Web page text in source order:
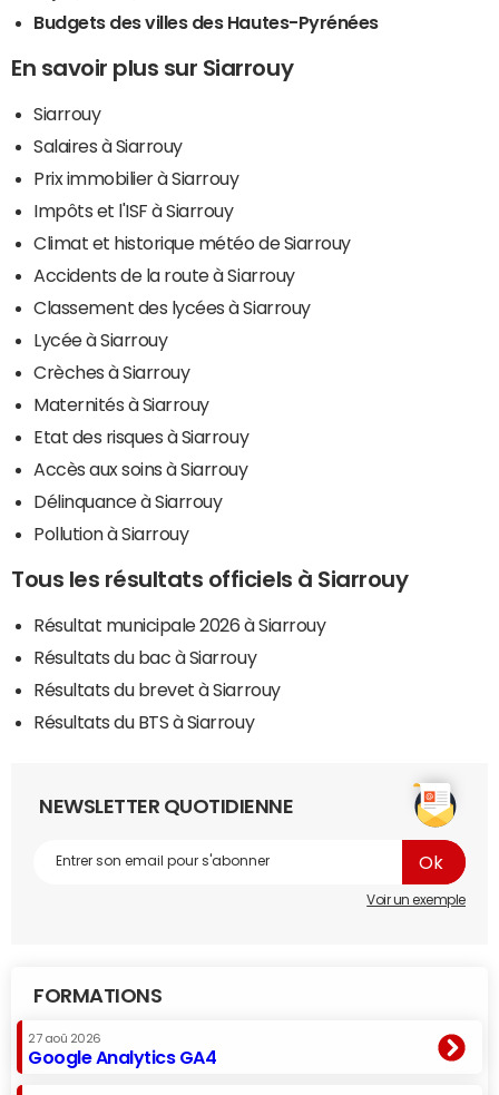
Budgets des villes des Hautes-Pyrénées
En savoir plus sur Siarrouy
Siarrouy
Salaires à Siarrouy
Prix immobilier à Siarrouy
Impôts et l'ISF à Siarrouy
Climat et historique météo de Siarrouy
Accidents de la route à Siarrouy
Classement des lycées à Siarrouy
Lycée à Siarrouy
Crèches à Siarrouy
Maternités à Siarrouy
Etat des risques à Siarrouy
Accès aux soins à Siarrouy
Délinquance à Siarrouy
Pollution à Siarrouy
Tous les résultats officiels à Siarrouy
Résultat municipale 2026 à Siarrouy
Résultats du bac à Siarrouy
Résultats du brevet à Siarrouy
Résultats du BTS à Siarrouy
NEWSLETTER QUOTIDIENNE
Voir un exemple
FORMATIONS
27 aoû 2026
Google Analytics GA4